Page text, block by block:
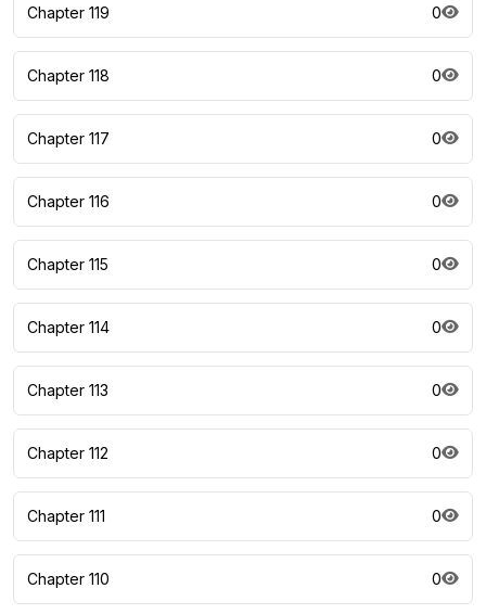
Chapter 119 0
Chapter 118 0
Chapter 117 0
Chapter 116 0
Chapter 115 0
Chapter 114 0
Chapter 113 0
Chapter 112 0
Chapter 111 0
Chapter 110 0